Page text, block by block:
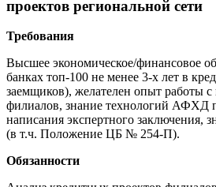
проектов региональной сети
Требования
Высшее экономическое/финансовое
банках топ-100 не менее 3-х лет в
заемщиков), желателен опыт работы
филиалов, знание технологий АФХД
написания экспертного заключения,
(в т.ч. Положение ЦБ № 254-П).
Обязанности